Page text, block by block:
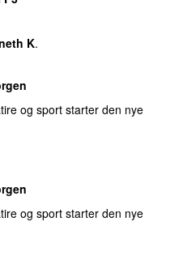
K.
og sport starter den nye
og sport starter den nye